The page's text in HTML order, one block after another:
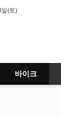
(토)
바이크